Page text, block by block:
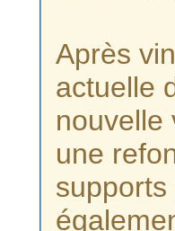
Après
actuelle
nouvelle
une